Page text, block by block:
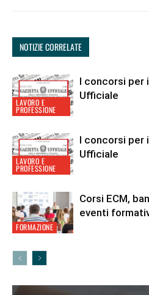
NOTIZIE CORRELATE
LAVORO E
PROFESSIONE
I concorsi per
Ufficiale
LAVORO E
PROFESSIONE
I concorsi per
Ufficiale
FORMAZIONE
Corsi ECM,
eventi